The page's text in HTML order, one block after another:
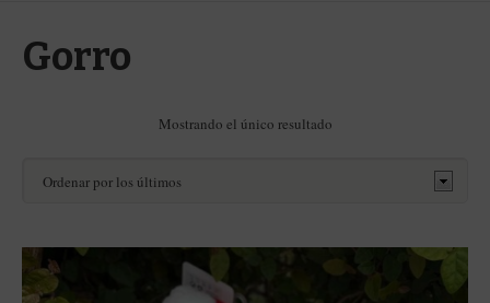
Gorro
Mostrando el único resultado